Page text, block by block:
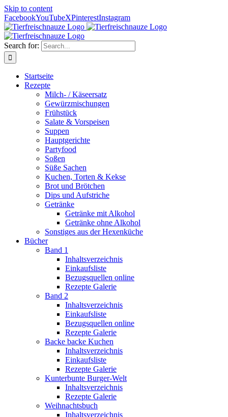
Skip to content
FacebookYouTubeXPinterestInstagram
Search for:
Startseite
Rezepte
Milch- / Käseersatz
Gewürzmischungen
Frühstück
Salate & Vorspeisen
Suppen
Hauptgerichte
Partyfood
Soßen
Süße Sachen
Kuchen, Torten & Kekse
Brot und Brötchen
Dips und Aufstriche
Getränke
Getränke mit Alkohol
Getränke ohne Alkohol
Sonstiges aus der Hexenküche
Bücher
Band 1
Inhaltsverzeichnis
Einkaufsliste
Bezugsquellen online
Rezepte Galerie
Band 2
Inhaltsverzeichnis
Einkaufsliste
Bezugsquellen online
Rezepte Galerie
Backe backe Kuchen
Inhaltsverzeichnis
Einkaufsliste
Rezepte Galerie
Kunterbunte Burger-Welt
Inhaltsverzeichnis
Rezepte Galerie
Weihnachtsbuch
Inhaltsverzeichnis